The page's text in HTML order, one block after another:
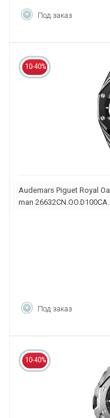
Под заказ
10-40%
Audemars Piguet Royal
man
Под заказ
10-40%